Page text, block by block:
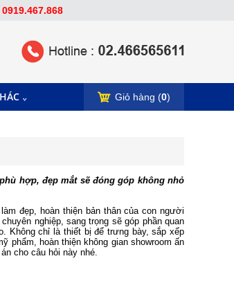
Giỏ hàng (0)
hợp, đẹp mắt sẽ đóng góp không nhỏ
đẹp, hoàn thiện bản thân của con người
nghiệp, sang trọng sẽ góp phần quan
Không chỉ là thiết bị để trưng bày, sắp xếp
phẩm, hoàn thiện không gian showroom ấn
cho câu hỏi này nhé.